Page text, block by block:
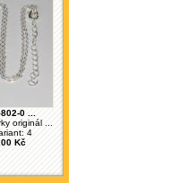
0 ...
originál ...
4
Kč